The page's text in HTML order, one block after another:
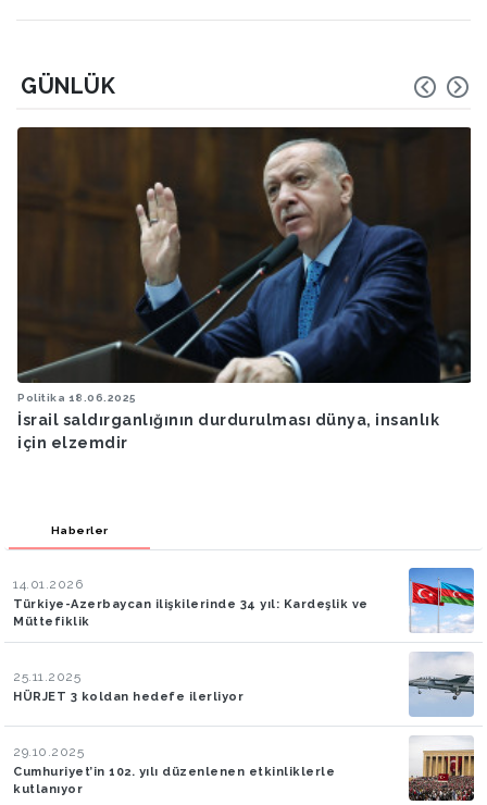
GÜNLÜK
Politika 18.06.2025
İsrail saldırganlığının durdurulması dünya, insanlık
için elzemdir
Haberler
14.01.2026
Türkiye-Azerbaycan ilişkilerinde 34 yıl: Kardeşlik ve
Müttefiklik
25.11.2025
HÜRJET 3 koldan hedefe ilerliyor
29.10.2025
Cumhuriyet’in 102. yılı düzenlenen etkinliklerle
kutlanıyor